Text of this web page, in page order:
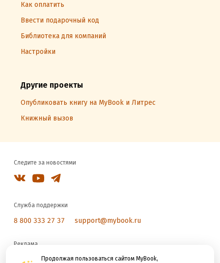
Продолжая пользоваться сайтом MyBook,
Как оплатить
Ввести подарочный код
Библиотека для компаний
Настройки
Другие проекты
Опубликовать книгу на MyBook и Литрес
Книжный вызов
Следите за новостями
Служба поддержки
8 800 333 27 37 support@mybook.ru
Реклама
reklama@litres.ru